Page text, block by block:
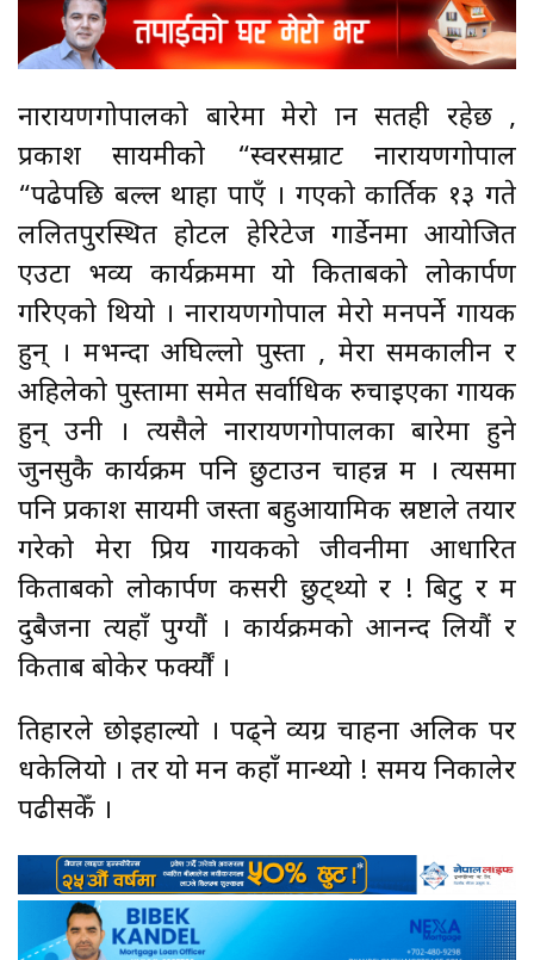
नारायणगोपालको बारेमा मेरो ज्ञान सतही रहेछ ,
प्रकाश सायमीको “स्वरसम्राट नारायणगोपाल
“पढेपछि बल्ल थाहा पाएँ । गएको कार्तिक १३ गते
ललितपुरस्थित होटल हेरिटेज गार्डेनमा आयोजित
एउटा भव्य कार्यक्रममा यो किताबको लोकार्पण
गरिएको थियो । नारायणगोपाल मेरो मनपर्ने गायक
हुन् । मभन्दा अघिल्लो पुस्ता , मेरा समकालीन र
अहिलेको पुस्तामा समेत सर्वाधिक रुचाइएका गायक
हुन् उनी । त्यसैले नारायणगोपालका बारेमा हुने
जुनसुकै कार्यक्रम पनि छुटाउन चाहन्न म । त्यसमा
पनि प्रकाश सायमी जस्ता बहुआयामिक स्रष्टाले तयार
गरेको मेरा प्रिय गायकको जीवनीमा आधारित
किताबको लोकार्पण कसरी छुट्थ्यो र ! बिटु र म
दुबैजना त्यहाँ पुग्यौं । कार्यक्रमको आनन्द लियौं र
किताब बोकेर फर्क्यौं ।
तिहारले छोइहाल्यो । पढ्ने व्यग्र चाहना अलिक पर
धकेलियो । तर यो मन कहाँ मान्थ्यो ! समय निकालेर
पढीसकेँ ।